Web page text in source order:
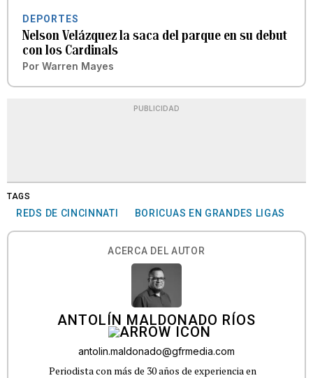
DEPORTES
Nelson Velázquez la saca del parque en su debut
con los Cardinals
Por Warren Mayes
PUBLICIDAD
TAGS
REDS DE CINCINNATI BORICUAS EN GRANDES LIGAS
ACERCA DEL AUTOR
ANTOLÍN MALDONADO RÍOS
antolin.maldonado@gfrmedia.com
Periodista con más de 30 años de experiencia en